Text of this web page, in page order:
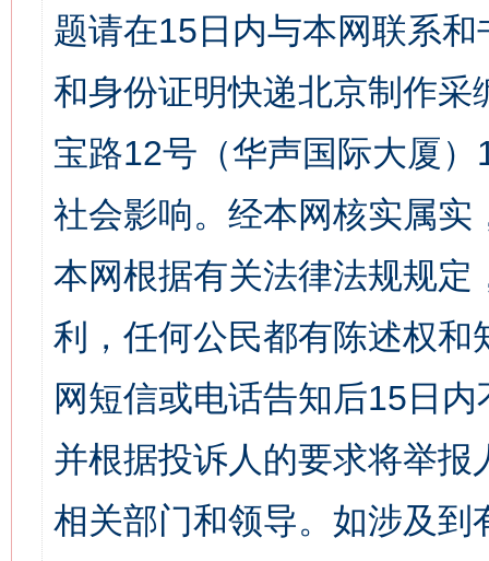
题请在15日内与本网联系
和身份证明快递北京制作
宝路12号（华声国际大厦
社会影响。经本网核实属
本网根据有关法律法规规
利，任何公民都有陈述权
网短信或电话告知后15日
并根据投诉人的要求将举
相关部门和领导。如涉及